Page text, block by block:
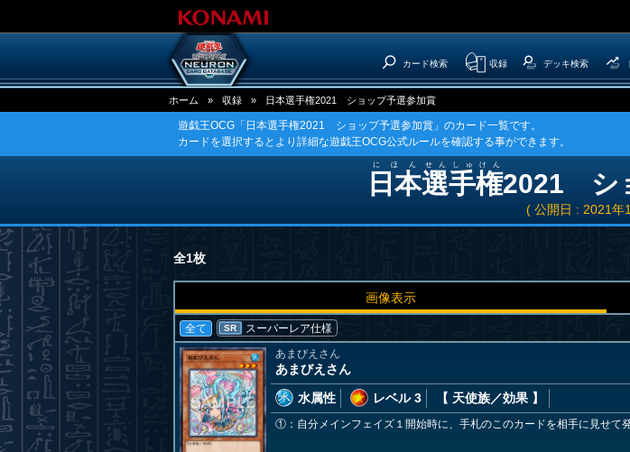
カード検索 収録 デッキ検索
ホーム » 収録 » 日本選手権2021 ショップ予選参加賞
遊戯王OCG「日本選手権2021 ショップ予選参加賞」のカード一覧です。
カードを選択するとより詳細な遊戯王OCG公式ルールを確認する事ができます。
日本
にほん
選手権
せんしゅけん
2021 シ
全1枚
画像表示
全て SR スーパーレア仕様
あまびえさん
あまびえさん
水属性
レベル 3 【 天使族／効果 】
①：自分メインフェイズ１開始時に、手札のこのカードを相手に見せて